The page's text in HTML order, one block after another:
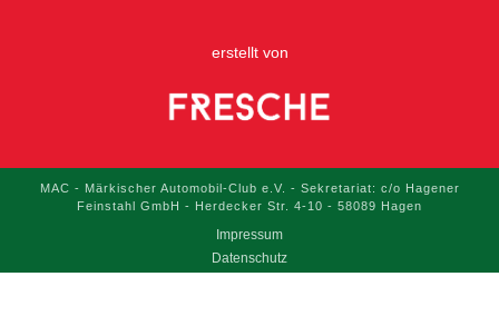
erstellt von
MAC - Märkischer Automobil-Club e.V. - Sekretariat: c/o Hagener
Feinstahl GmbH - Herdecker Str. 4-10 - 58089 Hagen
Impressum
Datenschutz